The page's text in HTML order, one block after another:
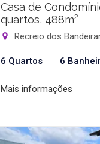
Casa de
quartos, 488m²
Recreio dos
6 Quartos 6
Mais informações